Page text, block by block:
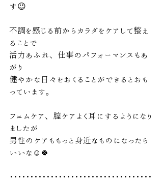
す😉
不調を感じる前からカラダをケアして整え
ることで
活力あふれ、仕事のパフォーマンスもあ
がり
健やかな日々をおくることができるとおも
っています。
フェムケア、膣ケアよく耳にするようになり
ましたが
男性のケアももっと身近なものになったら
いいな☺️🍀
･･･････････････････････････････････